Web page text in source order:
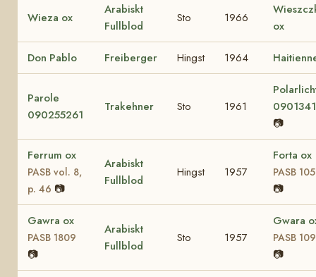
Wieza ox
Arabiskt
Fullblod
Sto 1966
ox
Don Pablo Freiberger Hingst 1964
Parole
090255261
Trakehner Sto 1961
📷
Ferrum ox
PASB vol. 8,
p. 46 📷
Arabiskt
Fullblod
Hingst 1957
Forta ox
PASB
📷
Gawra ox
PASB 1809
📷
Arabiskt
Fullblod
Sto 1957
Gwara
PASB
📷